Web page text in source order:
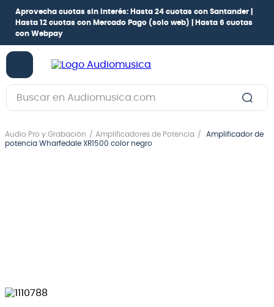
Aprovecha cuotas sin interés: Hasta 24 cuotas con Santander |
Hasta 12 cuotas con Mercado Pago (solo web) |
Hasta 6 cuotas
con Webpay
Buscar en Audiomusica.com
Audio Pro y Grabación Amplificadores de Potencia
Amplificador de
potencia Wharfedale XR1500 color negro
1.
guitarra electrica
8.
bateria